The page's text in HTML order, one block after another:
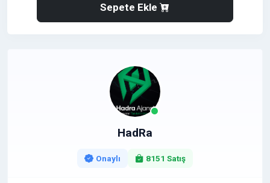
✅ IT yöneticileri, uzmanlar ve profesyonellerden
✅ Teknoloji ve dijital dönüşüm içeriklerinde yüksek
✅ Mobil uyumlu, hızlı ve modern site altyapısı
✅ Güvenilir, uzman ve profesyonel editoryal süreç
Kimler İçin Uygundur?
Sepete Ekle
HadRa
Onaylı 8151 Satış